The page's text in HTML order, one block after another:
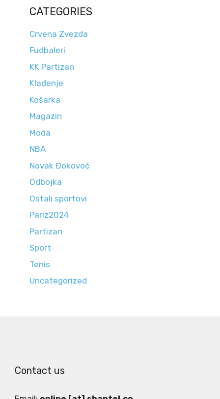
CATEGORIES
Crvena Zvezda
Fudbaleri
KK Partizan
Klađenje
Košarka
Magazin
Moda
NBA
Novak Đokovoć
Odbojka
Ostali sportovi
Pariz2024
Partizan
Sport
Tenis
Uncategorized
Contact us